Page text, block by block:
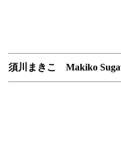
須川まきこ Makiko